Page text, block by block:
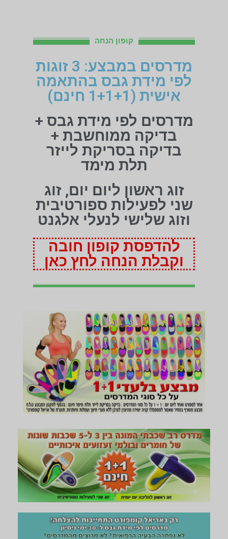
קופון הנחה
מדרסים במבצע: 3 זוגות
לפי מידת גבס בהתאמה
אישית (1+1+1 חינם)
מדרסים לפי מידת גבס +
בדיקה ממוחשבת +
בדיקה בסריקת לייזר
תלת מימד
זוג ראשון ליום יום, זוג
שני לפעילות ספורטיבית
וזוג שלישי לנעלי אלגנט
להדפסת קופון חובה
וקבלת הנחה לחץ כאן